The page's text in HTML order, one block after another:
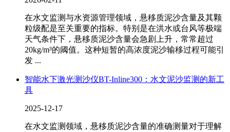
在水文监测与水资源管理领域，悬移质泥沙含量及其颗
粒级配是至关重要的指标。特别是在洪水或台风等极端
天气条件下，悬移质泥沙含量会急剧上升，常常超过
20kg/m³的阈值。这种短暂的高浓度泥沙输移过程可能引
发 ...
智能水下激光测沙仪BT-Inline300：水文泥沙监测的新工
具
2025-12-17
在水文监测领域，悬移质泥沙含量的准确测量对于理解